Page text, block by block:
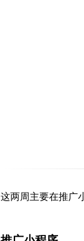
这两周主要在推广